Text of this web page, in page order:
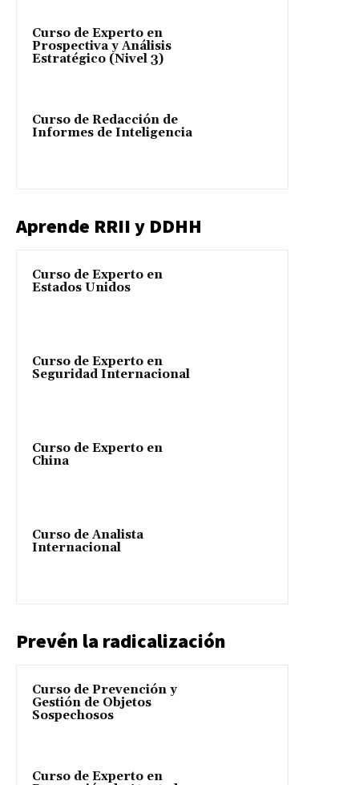
Curso de Experto en
Prospectiva y Análisis
Estratégico (Nivel 3)
Curso de Redacción de
Informes de Inteligencia
Aprende RRII y DDHH
Curso de Experto en
Estados Unidos
Curso de Experto en
Seguridad Internacional
Curso de Experto en
China
Curso de Analista
Internacional
Prevén la radicalización
Curso de Prevención y
Gestión de Objetos
Sospechosos
Curso de Experto en